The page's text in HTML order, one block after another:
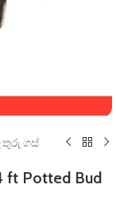
ගස්
ft Potted Bud